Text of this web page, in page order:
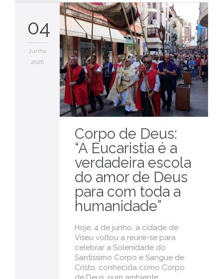
04
Junho
2026
Corpo de Deus:
“A Eucaristia é a
verdadeira escola
do amor de Deus
para com toda a
humanidade”
Hoje, 4 de junho, a cidade de
Viseu voltou a reunir-se para
celebrar a Solenidade do
Santíssimo Corpo e Sangue de
Cristo, conhecida como Corpo